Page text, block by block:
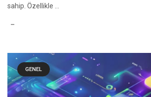
sahip. Özellikle ...
GENEL